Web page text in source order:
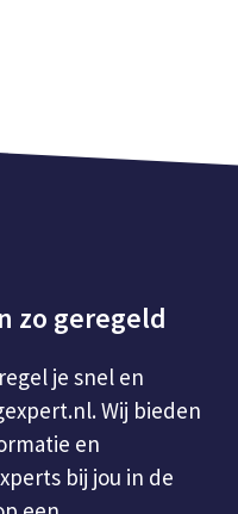
zo geregeld
je snel en
Wij bieden
en
bij jou in de